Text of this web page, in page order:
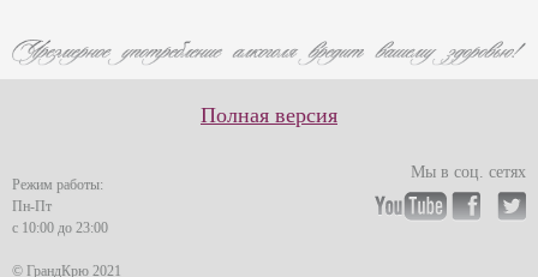
Полная версия
Режим работы:
Пн-Пт
с 10:00 до 23:00
© ГрандКрю 2021
Мы в соц. сетях